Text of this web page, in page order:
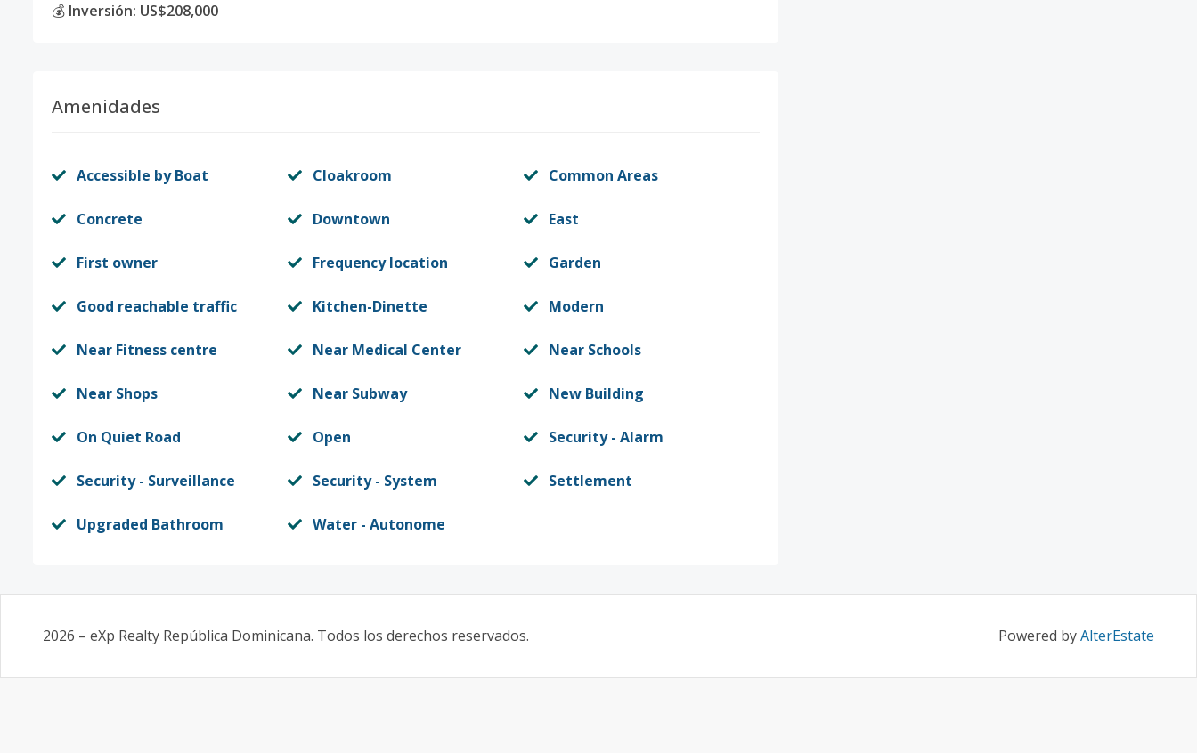
💰 Inversión: US$208,000
Amenidades
Accessible by Boat Cloakroom Common Areas
Concrete Downtown East
First owner Frequency location Garden
Good reachable traffic Kitchen-Dinette Modern
Near Fitness centre Near Medical Center Near Schools
Near Shops Near Subway New Building
On Quiet Road Open Security - Alarm
Security - Surveillance Security - System Settlement
Upgraded Bathroom Water - Autonome
2026 – eXp Realty República Dominicana. Todos los derechos reservados. Powered byAlterEstate